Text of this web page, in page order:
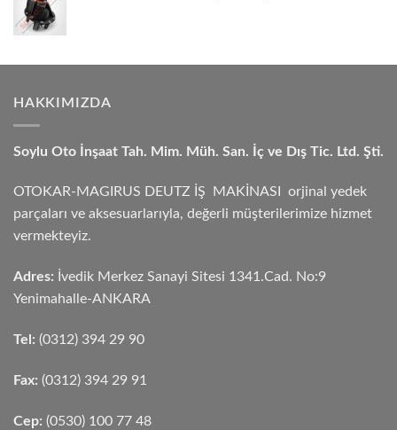
HAKKIMIZDA
Soylu Oto İnşaat Tah. Mim. Müh. San. İç ve Dış Tic. Ltd. Şti.
OTOKAR-MAGIRUS DEUTZ İŞ MAKİNASI orjinal yedek
parçaları ve aksesuarlarıyla, değerli müşterilerimize hizmet
vermekteyiz.
Adres: İvedik Merkez Sanayi Sitesi 1341.Cad. No:9
Yenimahalle-ANKARA
Tel: (0312) 394 29 90
Fax: (0312) 394 29 91
Cep: (0530) 100 77 48